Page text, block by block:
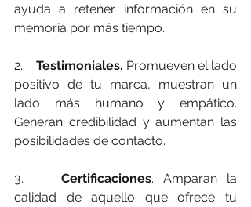
ayuda a retener información en su
memoria por más tiempo.
2. Testimoniales. Promueven el lado
positivo de tu marca, muestran un
lado más humano y empático.
Generan credibilidad y aumentan las
posibilidades de contacto.
3. Certificaciones. Amparan la
calidad de aquello que ofrece tu